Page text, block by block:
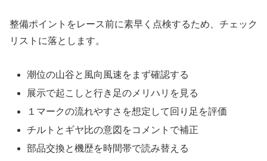
整備ポイントをレース前に素早く点検するため、チェック
リストに落とします。
潮位の山谷と風向風速をまず確認する
展示で起こしと行き足のメリハリを見る
１マークの流れやすさを想定して回り足を評価
チルトとギヤ比の意図をコメントで補正
部品交換と機歴を時間帯で読み替える